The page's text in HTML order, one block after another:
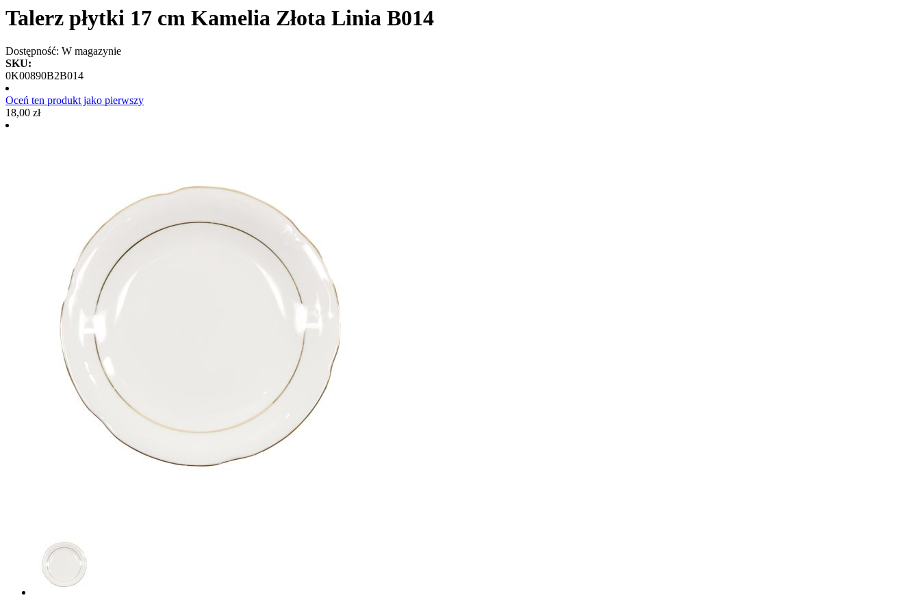
Talerz płytki 17 cm Kamelia Złota Linia B014
Dostępność: W magazynie
SKU:
0K00890B2B014
Oceń ten produkt jako pierwszy
18,00 zł